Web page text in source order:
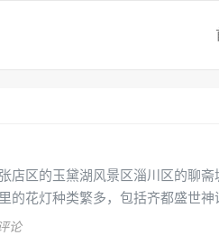
店区的玉黛湖风景区淄川区的聊
的花灯种类繁多，包括齐都盛世神
论